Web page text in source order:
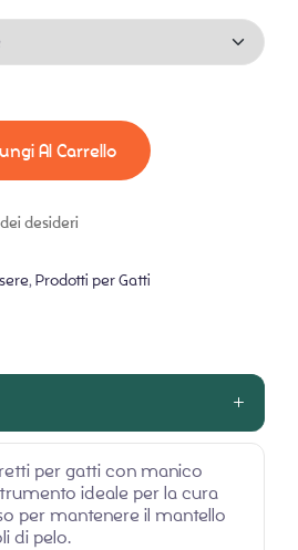
Al Carrello
desideri
, Prodotti per Gatti
per gatti con manico
ideale per la cura
per mantenere il mantello
di pelo.